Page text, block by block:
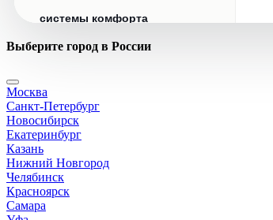
системы комфорта
стекла
стеклоочистители
топливная система
тормозная система
трансмиссия
Выберите город в России
Москва
Санкт-Петербург
Новосибирск
Екатеринбург
Казань
Нижний Новгород
Челябинск
Красноярск
Самара